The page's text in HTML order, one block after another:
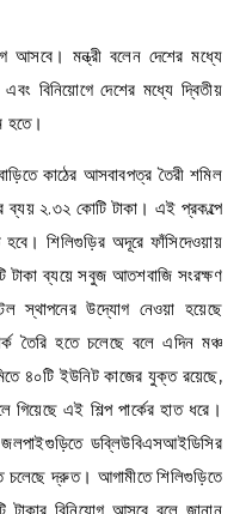
আসবে। মন্ত্রী বলেন দেশের মধ্যে
বিনিয়োগে দেশের মধ্যে দ্বিতীয়
হতে।
কাঠের আসবাবপত্র তৈরী শমিল
ব্যয় ২.৩২ কোটি টাকা। এই প্রকল্পে
শিলিগুড়ির অদূরে ফাঁসিদেওয়ায়
টাকা ব্যয়ে সবুজ আতশবাজি সংরক্ষণ
স্থাপনের উদ্যোগ নেওয়া হয়েছে
তৈরি হতে চলেছে বলে এদিন মঞ্চ
৪০টি ইউনিট কাজের যুক্ত রয়েছে,
গিয়েছে এই শিল্প পার্কের হাত ধরে।
ডব্লিউবিএসআইডিসির
দ্রুত। আগামীতে শিলিগুড়িতে